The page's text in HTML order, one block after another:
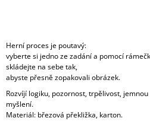
Herní proces je poutavý:
vyberte si jedno ze zadání a pomocí
skládejte na sebe tak,
abyste přesně zopakovali obrázek.
Rozvíjí logiku, pozornost, trpělivost,
myšlení.
Materiál: březová překližka, karton.